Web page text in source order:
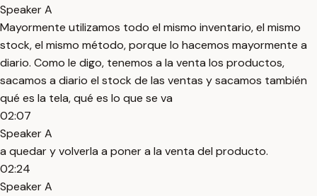
Speaker A
Mayormente utilizamos todo el mismo inventario, el mismo
stock, el mismo método, porque lo hacemos mayormente a
diario. Como le digo, tenemos a la venta los productos,
sacamos a diario el stock de las ventas y sacamos también
qué es la tela, qué es lo que se va
02:07
Speaker A
a quedar y volverla a poner a la venta del producto.
02:24
Speaker A